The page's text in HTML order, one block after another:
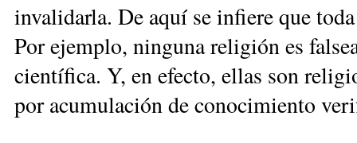
invalidarla. De aquí se infiere que
Por ejemplo, ninguna reli­gión es
científica. Y, en efecto, ellas son
por acumulación de conocimiento